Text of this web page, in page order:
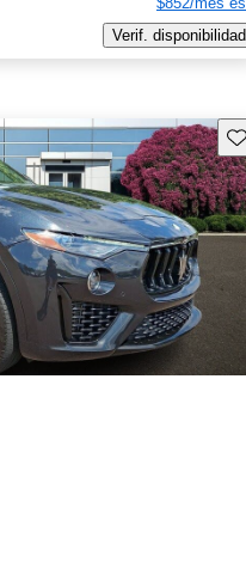
Verif. disponibilidad